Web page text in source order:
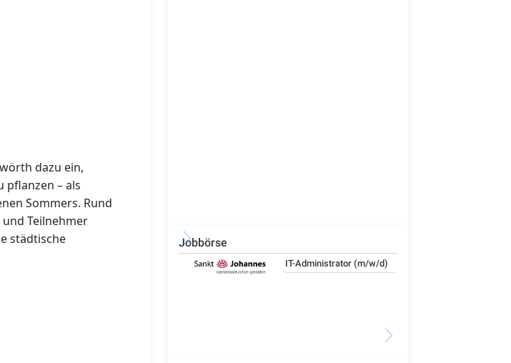
dazu ein,
pflanzen – als
Sommers. Rund
Teilnehmer
städtische
Jobbörse
IT-Administrator (m/w/d)